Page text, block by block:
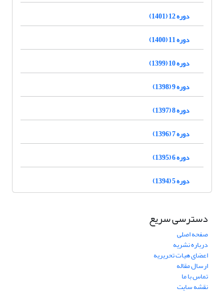
دوره 12 (1401)
دوره 11 (1400)
دوره 10 (1399)
دوره 9 (1398)
دوره 8 (1397)
دوره 7 (1396)
دوره 6 (1395)
دوره 5 (1394)
دسترسی سریع
صفحه اصلی
درباره نشریه
اعضای هیات تحریریه
ارسال مقاله
تماس با ما
نقشه سایت